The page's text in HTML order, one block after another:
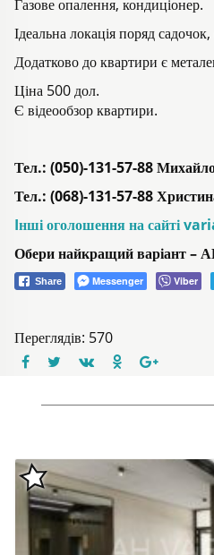
Газове опалення, кондиціонер.
Ідеальна локація поряд
Додатково до квартири є
Ціна 500 дол.
Є відеообзор квартири.
Тел.: (050)-131-57-88
Тел.: (068)-131-57-88
Iнші оголошення на сайті
Обери найкращий варіант –
Share Messenger Viber
Переглядів: 570